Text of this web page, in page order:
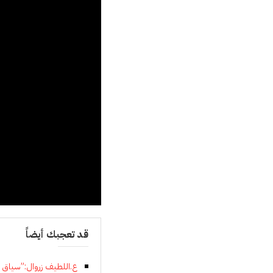
قد تعجبك أيضاً
ع.اللطيف زروال:”سياق